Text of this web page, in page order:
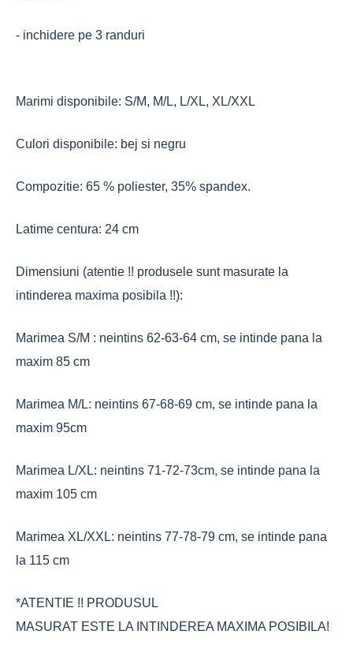
- inchidere pe 3 randuri
Marimi disponibile: S/M, M/L, L/XL, XL/XXL
Culori disponibile: bej si negru
Compozitie: 65 % poliester, 35% spandex.
Latime centura: 24 cm
Dimensiuni (atentie !! produsele sunt masurate la
intinderea maxima posibila !!):
Marimea S/M : neintins 62-63-64 cm, se intinde pana la
maxim 85 cm
Marimea M/L: neintins 67-68-69 cm, se intinde pana la
maxim 95cm
Marimea L/XL: neintins 71-72-73cm, se intinde pana la
maxim 105 cm
Marimea XL/XXL: neintins 77-78-79 cm, se intinde pana
la 115 cm
*ATENTIE !! PRODUSUL
MASURAT ESTE LA INTINDEREA MAXIMA POSIBILA!